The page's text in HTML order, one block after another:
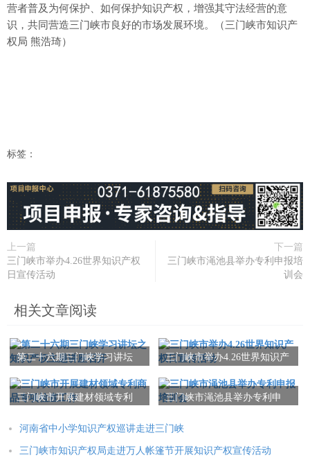
营者普及为何保护、如何保护知识产权，增强其守法经营的意
识，共同营造三门峡市良好的市场发展环境。（三门峡市知识产
权局 熊浩琦）
标签：
上一篇
三门峡市举办4.26世界知识产权
日宣传活动
下一篇
三门峡市渑池县举办专利申报培
训会
相关文章阅读
第二十六期三门峡学习讲坛
三门峡市举办4.26世界知识产
三门峡市开展建材领域专利
三门峡市渑池县举办专利申
河南省中小学知识产权巡讲走进三门峡
三门峡市知识产权局走进万人帐篷节开展知识产权宣传活动